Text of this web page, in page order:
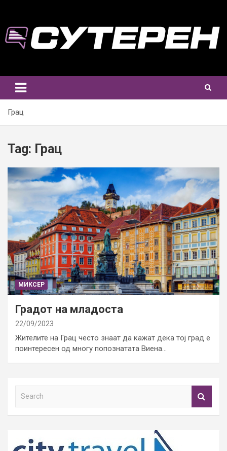
content
Грац
Tag: Грац
МИКСЕР
Градот на младоста
22/09/2023
Жителите на Грац често знаат да кажат дека тој град е
поинтересен од многу попознатата Виена…
h